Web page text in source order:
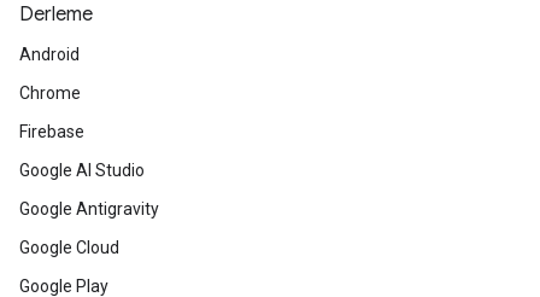
Derleme
Android
Chrome
Firebase
Google AI Studio
Google Antigravity
Google Cloud
Google Play